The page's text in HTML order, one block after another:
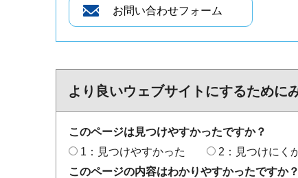
より良いウェブサイトにするために
このページは見つけやすかったですか？
1：見つけやすかった
2：見つけにく
このページの内容はわかりやすかったですか？